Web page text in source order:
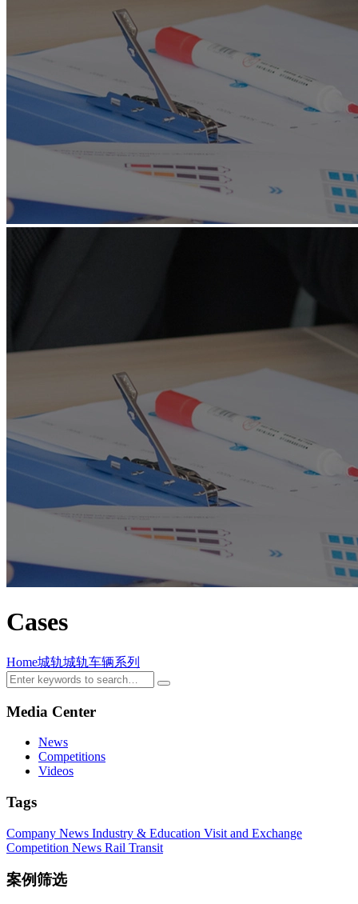
Cases
Home城轨城轨车辆系列
Media Center
News
Competitions
Videos
Tags
Company News Industry & Education Visit and Exchange
Competition News Rail Transit
案例筛选